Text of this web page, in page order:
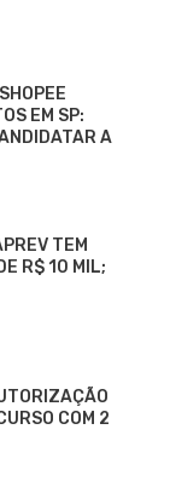
EM SP:
A
TEM
R$ 10 MIL;
COM 2